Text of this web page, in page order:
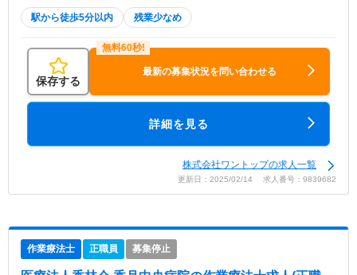
駅から徒歩5分以内 残業少なめ
保存する
最新の募集状況を問い合わせる
詳細を見る
株式会社ワントップの求人一覧
更新日：2025/02/14 求人番号：9839682
作業療法士 正職員 募集停止